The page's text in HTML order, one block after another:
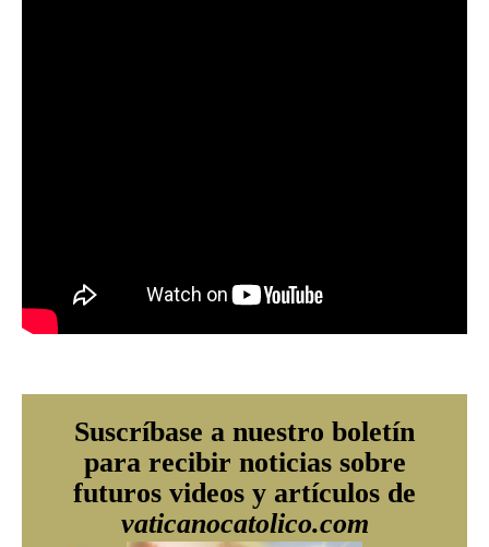
Suscríbase a nuestro boletín
para recibir noticias sobre
futuros videos y artículos de
vaticanocatolico.com